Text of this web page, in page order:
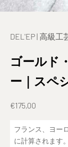
DEL'EP | 高級工
ゴールド
ー｜スペ
Prix de vente
€175,00
フランス、ヨー
に計算されます。